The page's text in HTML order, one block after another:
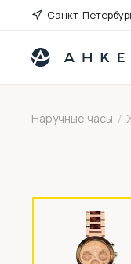
Санкт-
Наручные часы /